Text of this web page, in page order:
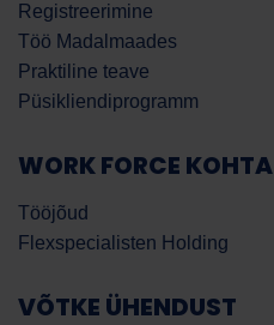
Registreerimine
Töö Madalmaades
Praktiline teave
Püsikliendiprogramm
WORK FORCE KOHTA
Tööjõud
Flexspecialisten Holding
VÕTKE ÜHENDUST